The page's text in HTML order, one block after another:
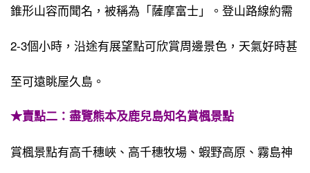
錐形山容而聞名，被稱為「薩摩富士」。登山路線約需
2-3個小時，沿途有展望點可欣賞周邊景色，天氣好時甚
至可遠眺屋久島。
★賣點二：盡覽熊本及鹿兒島知名賞楓景點
賞楓景點有高千穗峽、高千穗牧場、蝦野高原、霧島神